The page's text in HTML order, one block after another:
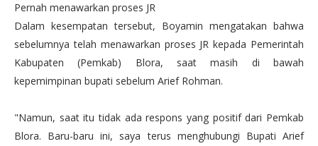
Pernah menawarkan proses JR
Dalam kesempatan tersebut, Boyamin mengatakan bahwa
sebelumnya telah menawarkan proses JR kepada Pemerintah
Kabupaten (Pemkab) Blora, saat masih di bawah
kepemimpinan bupati sebelum Arief Rohman.
"Namun, saat itu tidak ada respons yang positif dari Pemkab
Blora. Baru-baru ini, saya terus menghubungi Bupati Arief